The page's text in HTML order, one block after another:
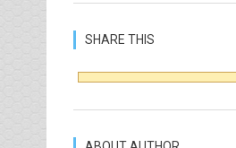
SHARE THIS